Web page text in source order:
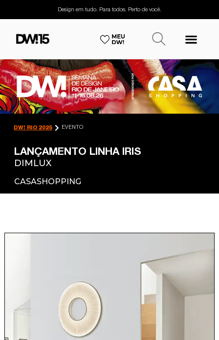
Design em tudo. Para todos. Perto de você.
DW! RIO 2025 EVENTO
LANÇAMENTO LINHA IRIS
DIMLUX
CASASHOPPING